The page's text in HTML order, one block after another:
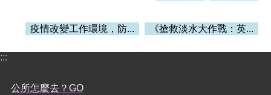
見
疫情改變工作環境，防... 《搶救淡水大作戰：英...
:::
公所怎麼去？GO